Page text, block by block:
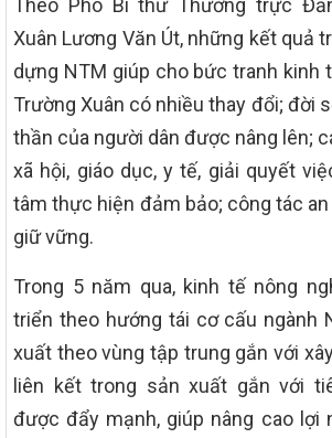
Xuân Lương Văn Út, những kết quả
dựng NTM giúp cho bức tranh kinh
Trường Xuân có nhiều thay đổi; đời
thần của người dân được nâng lên;
xã hội, giáo dục, y tế, giải quyết
tâm thực hiện đảm bảo; công tác
giữ vững.
Trong 5 năm qua, kinh tế nông
triển theo hướng tái cơ cấu ngành
xuất theo vùng tập trung gắn với
liên kết trong sản xuất gắn với
được đẩy mạnh, giúp nâng cao lợi